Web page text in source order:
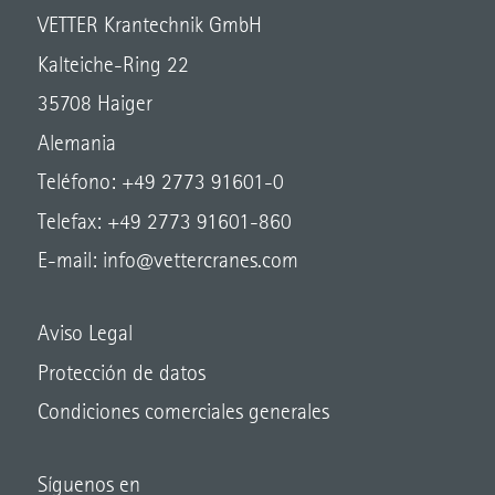
VETTER Krantechnik GmbH
Kalteiche-Ring 22
35708 Haiger
Alemania
Teléfono: +49 2773 91601-0
Telefax: +49 2773 91601-860
E-mail: info@vettercranes.com
Aviso Legal
Protección de datos
Condiciones comerciales generales
Síguenos en